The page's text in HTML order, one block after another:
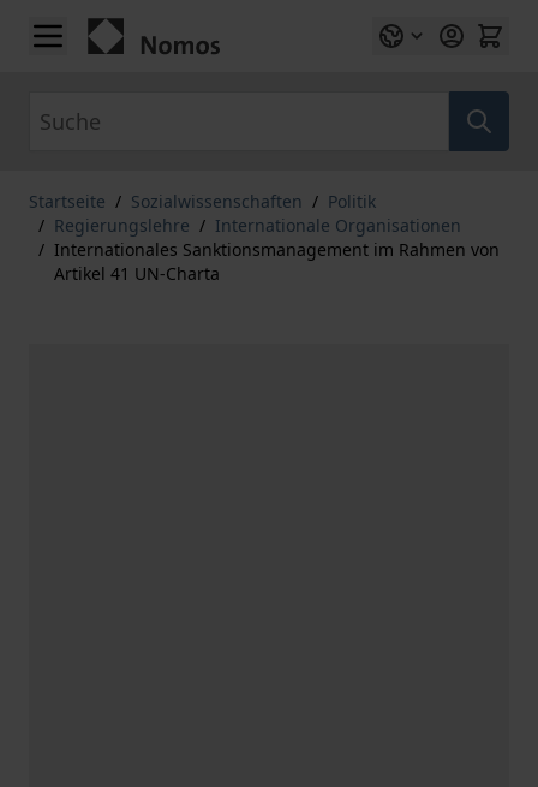
Zum Inhalt springen
Startseite / Sozialwissenschaften / Politik
/ Regierungslehre / Internationale Organisationen
/ Internationales Sanktionsmanagement im Rahmen von
Artikel 41 UN-Charta